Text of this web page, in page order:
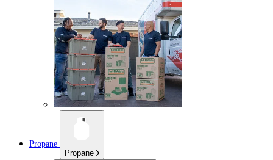
Propane
Propane